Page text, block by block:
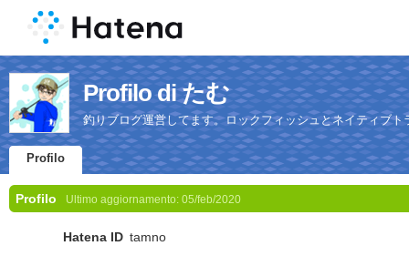
Profilo di たむ
釣りブログ運営してます。ロックフィッシュとネイティブト
Profilo
Profilo Ultimo aggiornamento: 05/feb/2020
Hatena ID tamno